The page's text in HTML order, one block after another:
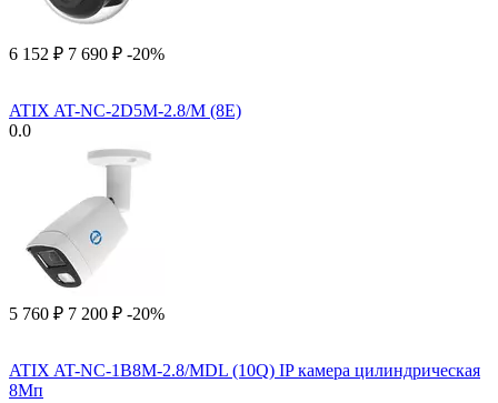
6 152 ₽ 7 690 ₽ -20%
ATIX AT-NC-2D5M-2.8/M (8E)
0.0
5 760 ₽ 7 200 ₽ -20%
ATIX AT-NC-1B8M-2.8/MDL (10Q) IP камера цилиндрическая
8Мп